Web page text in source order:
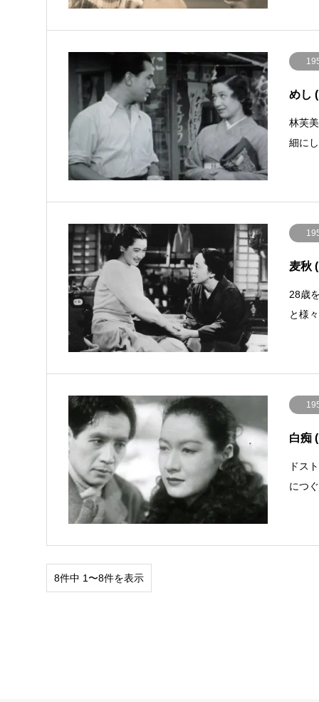
めし
林芙
細に
麦秋
28歳
と様
白痴
ドス
につ
8件中 1〜8件を表示